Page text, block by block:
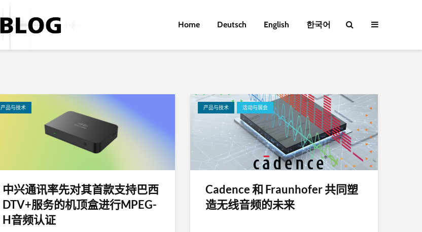
Home Deutsch English 한국어
产品与技术
中兴通讯率先对其首款支持巴西
DTV+服务的机顶盒进行MPEG-
H音频认证
产品与技术 活动与展会
Cadence 和 Fraunhofer 共同塑
造无线音频的未来